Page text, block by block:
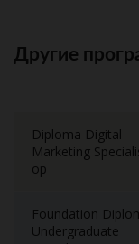
Другие
Diploma Digital
Marketing
op
Foundation
Undergraduate